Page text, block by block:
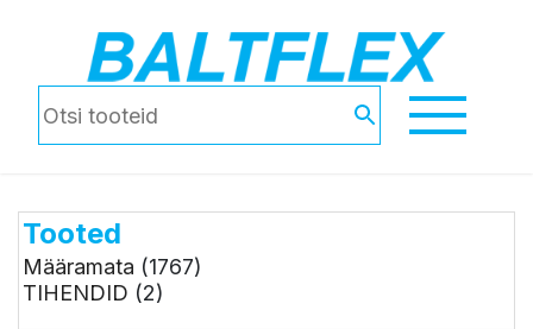
Tooted
Määramata (1767)
TIHENDID (2)